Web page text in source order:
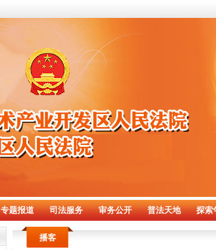
专题报道 司法服务 审务公开 普法天地 探索
播客